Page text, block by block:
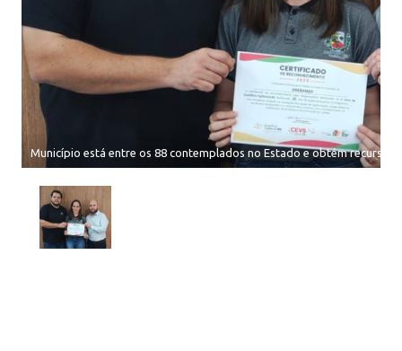
Município está entre os 88 contemplados no Estado e obtém recursos